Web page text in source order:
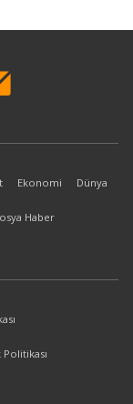
Ekonomi Dünya
Haber